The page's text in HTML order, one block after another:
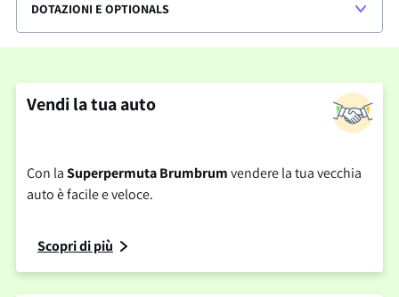
DOTAZIONI E OPTIONALS
Vendi la tua auto
Con laSuperpermuta Brumbrumvendere la tua vecchia
auto è facile e veloce.
Scopri di più